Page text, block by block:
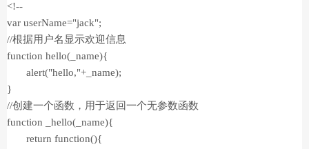
<!--
var userName="jack";
//根据用户名显示欢迎信息
function hello(_name){
alert("hello,"+_name);
}
//创建一个函数，用于返回一个无参数函数
function _hello(_name){
return function(){